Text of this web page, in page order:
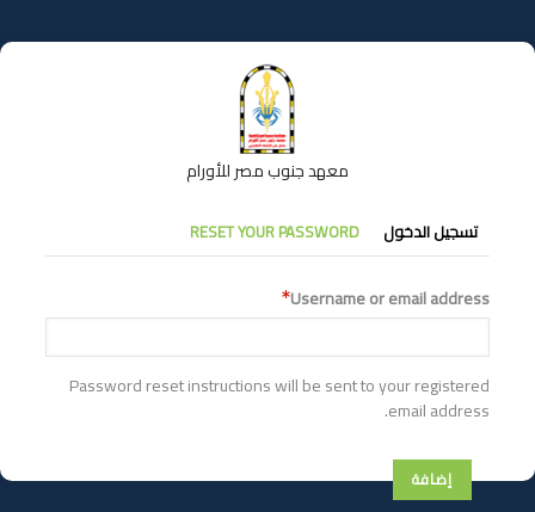
إلى
المحتوى
معهد جنوب مصر للأورام
التبويبات
الأساسية
تسجيل الدخول RESET YOUR PASSWORD
Username or email address
Password reset instructions will be sent to your registered
email address.